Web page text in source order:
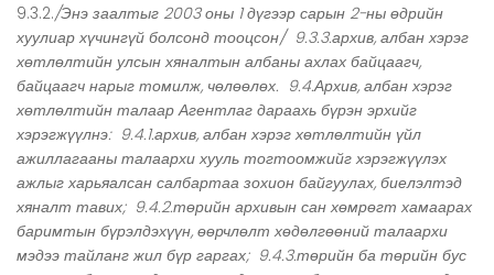
9.3.2./Энэ заалтыг 2003 оны 1 дүгээр сарын 2-ны өдрийн
хуулиар хүчингүй болсонд тооцсон/9.3.3.архив, албан хэрэг
хөтлөлтийн улсын хяналтын албаны ахлах байцаагч,
байцаагч нарыг томилж, чөлөөлөх. 9.4.Архив, албан хэрэг
хөтлөлтийн талаар Агентлаг дараахь бүрэн эрхийг
хэрэгжүүлнэ: 9.4.1.архив, албан хэрэг хөтлөлтийн үйл
ажиллагааны талаархи хууль тогтоомжийг хэрэгжүүлэх
ажлыг харьяалсан салбартаа зохион байгуулах, биелэлтэд
хяналт тавих; 9.4.2.төрийн архивын сан хөмрөгт хамаарах
баримтын бүрэлдэхүүн, өөрчлөлт хөдөлгөөний талаархи
мэдээ тайланг жил бүр гаргах; 9.4.3.төрийн ба төрийн бус